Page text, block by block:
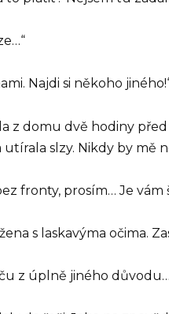
Najdi si někoho
z domu dvě hodiny
utírala slzy. Nikdy by mě
fronty, prosím… Je vám
s laskavýma očima.
z úplně jiného